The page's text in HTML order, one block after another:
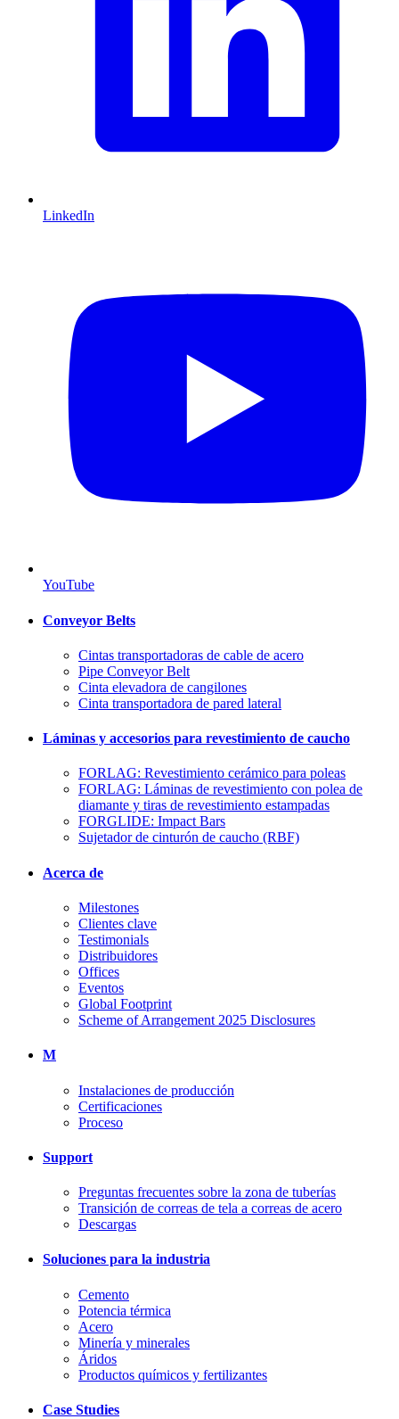
LinkedIn
YouTube
Conveyor Belts
Cintas transportadoras de cable de acero
Pipe Conveyor Belt
Cinta elevadora de cangilones
Cinta transportadora de pared lateral
Láminas y accesorios para revestimiento de caucho
FORLAG: Revestimiento cerámico para poleas
FORLAG: Láminas de revestimiento con polea de
diamante y tiras de revestimiento estampadas
FORGLIDE: Impact Bars
Sujetador de cinturón de caucho (RBF)
Acerca de
Milestones
Clientes clave
Testimonials
Distribuidores
Offices
Eventos
Global Footprint
Scheme of Arrangement 2025 Disclosures
M
Instalaciones de producción
Certificaciones
Proceso
Support
Preguntas frecuentes sobre la zona de tuberías
Transición de correas de tela a correas de acero
Descargas
Soluciones para la industria
Cemento
Potencia térmica
Acero
Minería y minerales
Áridos
Productos químicos y fertilizantes
Case Studies